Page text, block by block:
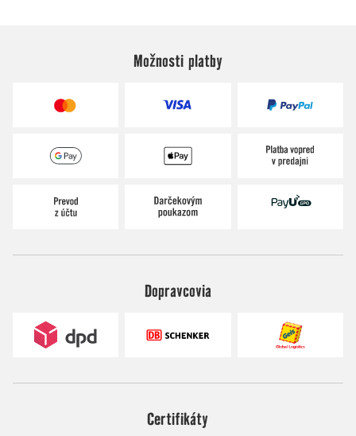
Možnosti platby
Dopravcovia
Certifikáty